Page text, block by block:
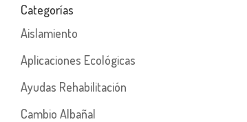
Categorías
Aislamiento
Aplicaciones Ecológicas
Ayudas Rehabilitación
Cambio Albañal